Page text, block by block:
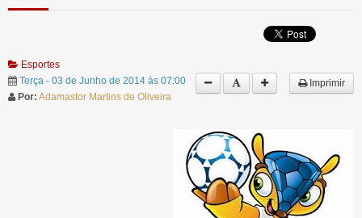
Esportes
Terça - 03 de Junho de 2014 às 07:00
Por: Adamastor Martins de Oliveira
Imprimir